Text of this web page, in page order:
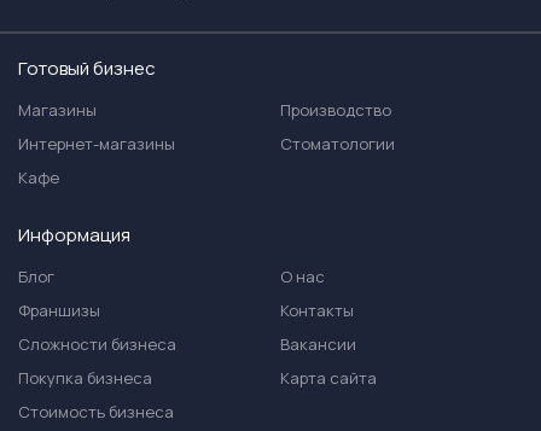
Готовый бизнес
Магазины
Интернет-магазины
Кафе
Производство
Стоматологии
Информация
Блог
Франшизы
Сложности бизнеса
Покупка бизнеса
Стоимость бизнеса
О нас
Контакты
Вакансии
Карта сайта